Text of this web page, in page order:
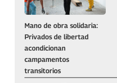
Mano de obra solidaria:
Privados de libertad
acondicionan
campamentos
transitorios